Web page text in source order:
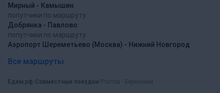
Мирный - Камышин
попутчики по маршруту
Добрянка - Павлово
попутчики по маршруту
Аэропорт Шереметьево (Москва) - Нижний Новгород
Все маршруты
Едем.рф Совместные поездки